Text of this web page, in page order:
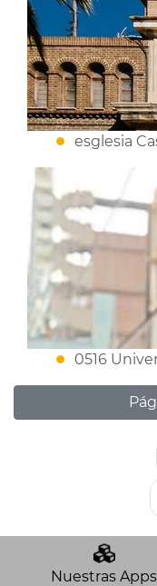
esglesia
0516
Nuestras Apps